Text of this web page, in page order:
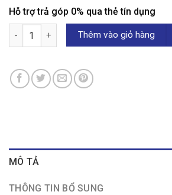
Hỗ trợ trả góp 0% qua thẻ tín dụng
Tủ lạnh Sharp Inverter 525 lít SJ-FX610V-
Thêm vào giỏ hàng
MÔ TẢ
THÔNG TIN BỔ SUNG